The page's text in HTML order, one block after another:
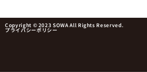
Copyright © 2023 SOWA All Rights Reserved.
プライバシーポリシー